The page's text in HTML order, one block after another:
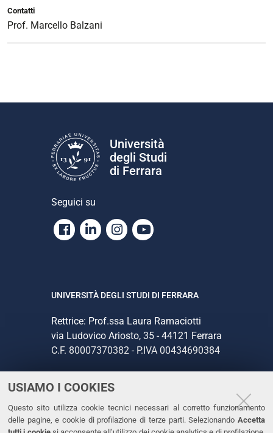
USIAMO I COOKIES
Questo sito utilizza cookie tecnici necessari al corretto funzionamento
delle pagine, e cookie di profilazione di terze parti. Selezionando Accetta
Contatti
Prof. Marcello Balzani
Università
degli Studi
di Ferrara
Seguici su
Facebook
LinkedinInstagram
Youtube
UNIVERSITÀ DEGLI STUDI DI FERRARA
Rettrice: Prof.ssa Laura Ramaciotti
via Ludovico Ariosto, 35 - 44121 Ferrara
C.F. 80007370382 - P.IVA 00434690384
CONTATTI
Tel. +39 0532 293111
Fax. +39 0532 293031